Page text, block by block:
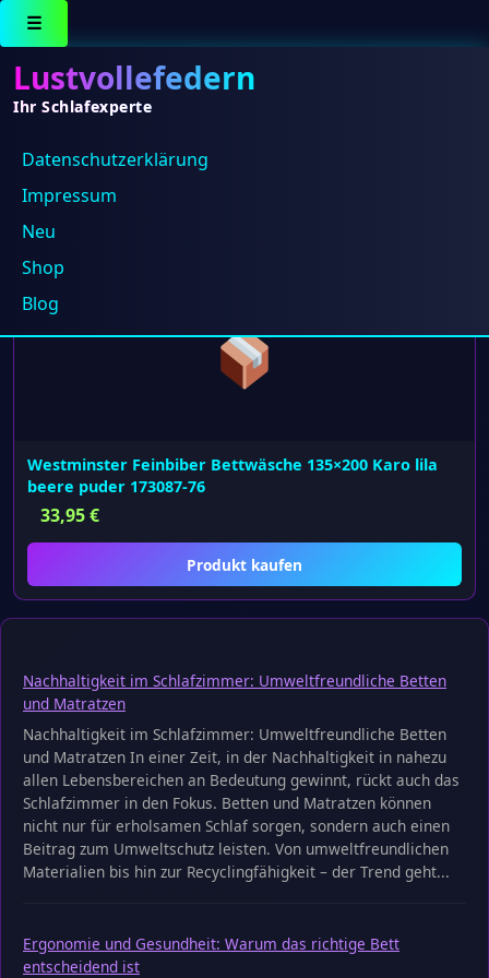
☰
Lustvollefedern
Ihr Schlafexperte
Datenschutz­erklärung
Impressum
Neu
Shop
Blog
Westminster
Einzelnes Ergebnis wird angezeigt
Westminster Feinbiber Bettwäsche 135×200 Karo lila
beere puder 173087-76
33,95€
Produkt kaufen
Nachhaltigkeit im Schlafzimmer: Umweltfreundliche Betten
und Matratzen
Nachhaltigkeit im Schlafzimmer: Umweltfreundliche Betten
und Matratzen In einer Zeit, in der Nachhaltigkeit in nahezu
allen Lebensbereichen an Bedeutung gewinnt, rückt auch das
Schlafzimmer in den Fokus. Betten und Matratzen können
nicht nur für erholsamen Schlaf sorgen, sondern auch einen
Beitrag zum Umweltschutz leisten. Von umweltfreundlichen
Materialien bis hin zur Recyclingfähigkeit – der Trend geht...
Ergonomie und Gesundheit: Warum das richtige Bett
entscheidend ist